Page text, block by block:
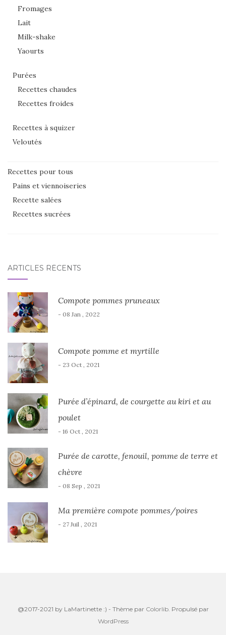
Fromages
Lait
Milk-shake
Yaourts
Purées
Recettes chaudes
Recettes froides
Recettes à squizer
Veloutés
Recettes pour tous
Pains et viennoiseries
Recette salées
Recettes sucrées
ARTICLES RÉCENTS
Compote pommes pruneaux
- 08 Jan , 2022
Compote pomme et myrtille
- 23 Oct , 2021
Purée d’épinard, de courgette au kiri et au
poulet
- 16 Oct , 2021
Purée de carotte, fenouil, pomme de terre et
chèvre
- 08 Sep , 2021
Ma première compote pommes/poires
- 27 Juil , 2021
@2017-2021 by LaMartinette :) - Thème par Colorlib. Propulsé par
WordPress